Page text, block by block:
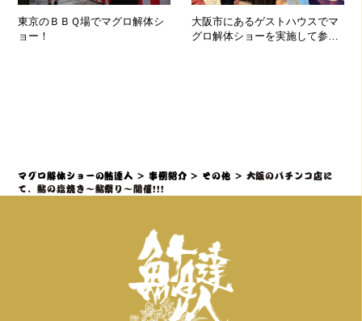
東京のＢＢＱ場でマグロ解体シ
ョー！
大阪市にあるゲストハウスでマ
グロ解体ショーを実施して参り
マグロ解体ショーの鮪達人 > 事例紹介 > その他 > 大阪のパチンコ店に
て、鮎の塩焼き～鮎祭り～開催!!!